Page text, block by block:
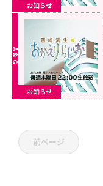
お知らせ
お知らせ
前ページ